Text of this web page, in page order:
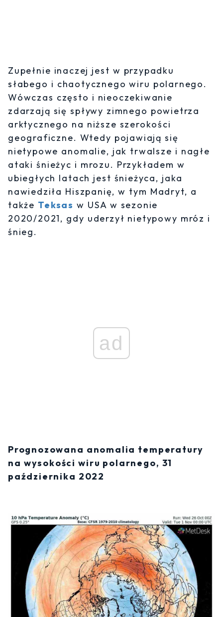
Zupełnie inaczej jest w przypadku
słabego i chaotycznego wiru polarnego.
Wówczas często i nieoczekiwanie
zdarzają się spływy zimnego powietrza
arktycznego na niższe szerokości
geograficzne. Wtedy pojawiają się
nietypowe anomalie, jak trwalsze i nagłe
ataki śnieżyc i mrozu. Przykładem w
ubiegłych latach jest śnieżyca, jaka
nawiedziła Hiszpanię, w tym Madryt, a
także Teksas w USA w sezonie
2020/2021, gdy uderzył nietypowy mróz i
śnieg.
ad
Prognozowana anomalia temperatury
na wysokości wiru polarnego, 31
października 2022